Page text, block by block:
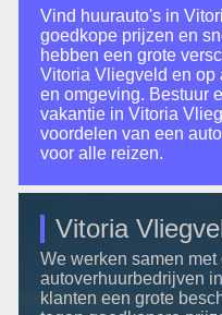
Vind huurauto's in
goedkope prijzen en
hebben een grote
Vitoria Vliegveld en
en omgeving. Bestuur
vakantie in Vitoria
voordelen van een
voor alle reizen.
Vitoria
We werken samen
autoverhuurbedrijven
klanten een grote